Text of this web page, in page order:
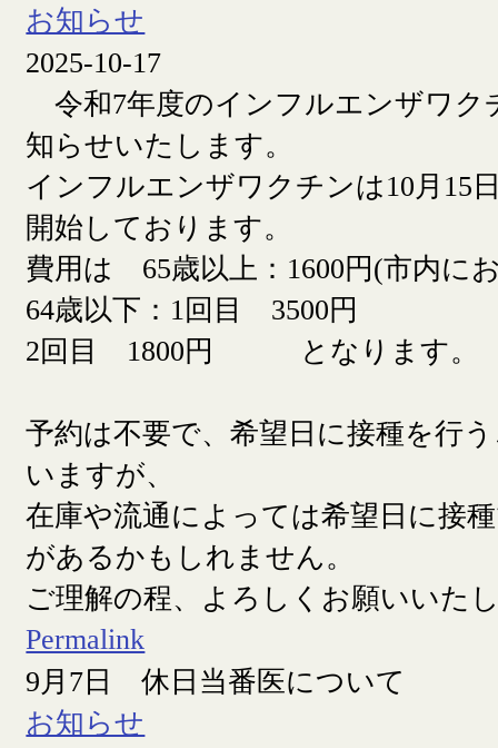
お知らせ
2025-10-17
令和7年度のインフルエンザワク
知らせいたします。
インフルエンザワクチンは10月15
開始しております。
費用は 65歳以上：1600円(市内に
64歳以下：1回目 3500円
2回目 1800円 となります。
予約は不要で、希望日に接種を行
いますが、
在庫や流通によっては希望日に接
があるかもしれません。
ご理解の程、よろしくお願いいた
Permalink
9月7日 休日当番医について
お知らせ